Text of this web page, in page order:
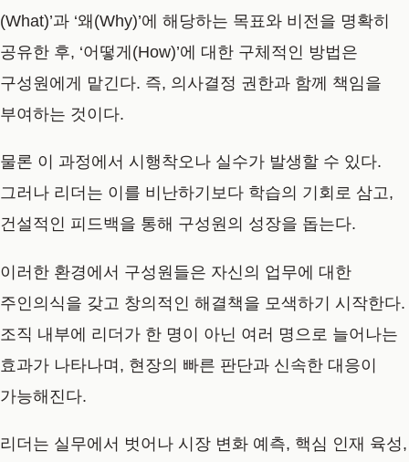
(What)’과 ‘왜(Why)’에 해당하는 목표와 비전을 명확히
공유한 후, ‘어떻게(How)’에 대한 구체적인 방법은
구성원에게 맡긴다. 즉, 의사결정 권한과 함께 책임을
부여하는 것이다.
물론 이 과정에서 시행착오나 실수가 발생할 수 있다.
그러나 리더는 이를 비난하기보다 학습의 기회로 삼고,
건설적인 피드백을 통해 구성원의 성장을 돕는다.
이러한 환경에서 구성원들은 자신의 업무에 대한
주인의식을 갖고 창의적인 해결책을 모색하기 시작한다.
조직 내부에 리더가 한 명이 아닌 여러 명으로 늘어나는
효과가 나타나며, 현장의 빠른 판단과 신속한 대응이
가능해진다.
리더는 실무에서 벗어나 시장 변화 예측, 핵심 인재 육성,